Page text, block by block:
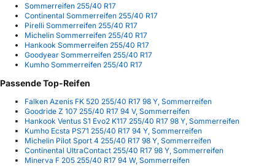
Sommerreifen 255/40 R17
Continental Sommerreifen 255/40 R17
Pirelli Sommerreifen 255/40 R17
Michelin Sommerreifen 255/40 R17
Hankook Sommerreifen 255/40 R17
Goodyear Sommerreifen 255/40 R17
Kumho Sommerreifen 255/40 R17
Passende Top-Reifen
Falken Azenis FK 520 255/40 R17 98 Y, Sommerreifen
Goodride Z 107 255/40 R17 94 V, Sommerreifen
Hankook Ventus S1 Evo2 K117 255/40 R17 98 Y, Sommerreifen
Kumho Ecsta PS71 255/40 R17 94 Y, Sommerreifen
Michelin Pilot Sport 4 255/40 R17 98 Y, Sommerreifen
Continental UltraContact 255/40 R17 98 Y, Sommerreifen
Minerva F 205 255/40 R17 94 W, Sommerreifen